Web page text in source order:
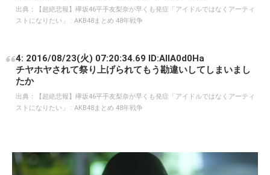
出典：
【超絶悲報】欅坂46平手友梨奈が早くも発症「アイドルではなくアーティ
ストになりたい」 : AKB48まとめ 48年戦争
4: 2016/08/23(火) 07:20:34.69 ID:AIIA0d0Ha
チヤホヤされて祭り上げられてもう勘違いしてしまいまし
たか
出典：
【超絶悲報】欅坂46平手友梨奈が早くも発症「アイドルではなくアーティ
ストになりたい」 : AKB48まとめ 48年戦争